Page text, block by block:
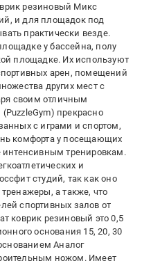
резиновый Микс
и для площадок под
практически везде.
у бассейна, полу
площадке. Их используют
арен, помещений
других мест с
своим отличным
прекрасно
с играми и спортом,
комфорта у посещающих
интенсивным тренировкам.
и
студий, так как оно
а также, что
спортивных залов от
коврик резиновый это 0,5
основания 15, 20, 30
Аналог
ножом. Имеет